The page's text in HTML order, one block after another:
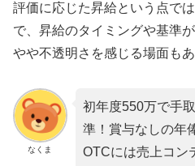
評価に応じた昇給という点で
で、昇給のタイミングや基準
やや不透明さを感じる場面もあ
なくま
初年度550万で手
準！賞与なしの年
OTCには売上コン